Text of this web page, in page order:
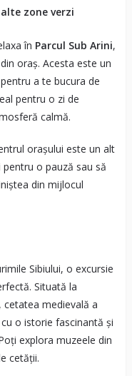
zone verzi
în Parcul Sub Arini,
oraș. Acesta este un
a te bucura de
pentru o zi de
calmă.
orașului este un alt
o pauză sau să
din mijlocul
Sibiului, o excursie
Situată la
medievală a
o istorie fascinantă și
explora muzeele din
cetății.